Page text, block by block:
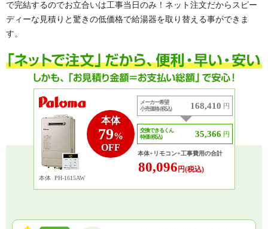
で完結するのでお立合いは工事当日のみ！ネット注文だからスピー
ディーな見積りと驚きの低価格で給湯器を取り替える事ができま
す。
本体
79%
OFF
本体 PH-1615AW
メーカー希望
小売価格 (税込)
168,410 円
交換できるくん
特価 (税込)
35,366 円
本体+リモコン+工事費用の合計
80,096円(税込)